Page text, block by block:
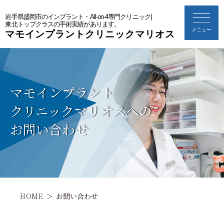
岩手県盛岡市のインプラント・All-on-4専門クリニック|
東北トップクラスの手術実績があります。
マモインプラントクリニックマリオス メニュー
マモインプラント
クリニックマリオスへの
お問い合わせ
HOME お問い合わせ